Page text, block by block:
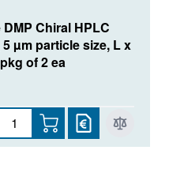
Chiral HPLC
µm particle size, L x
of 2 ea